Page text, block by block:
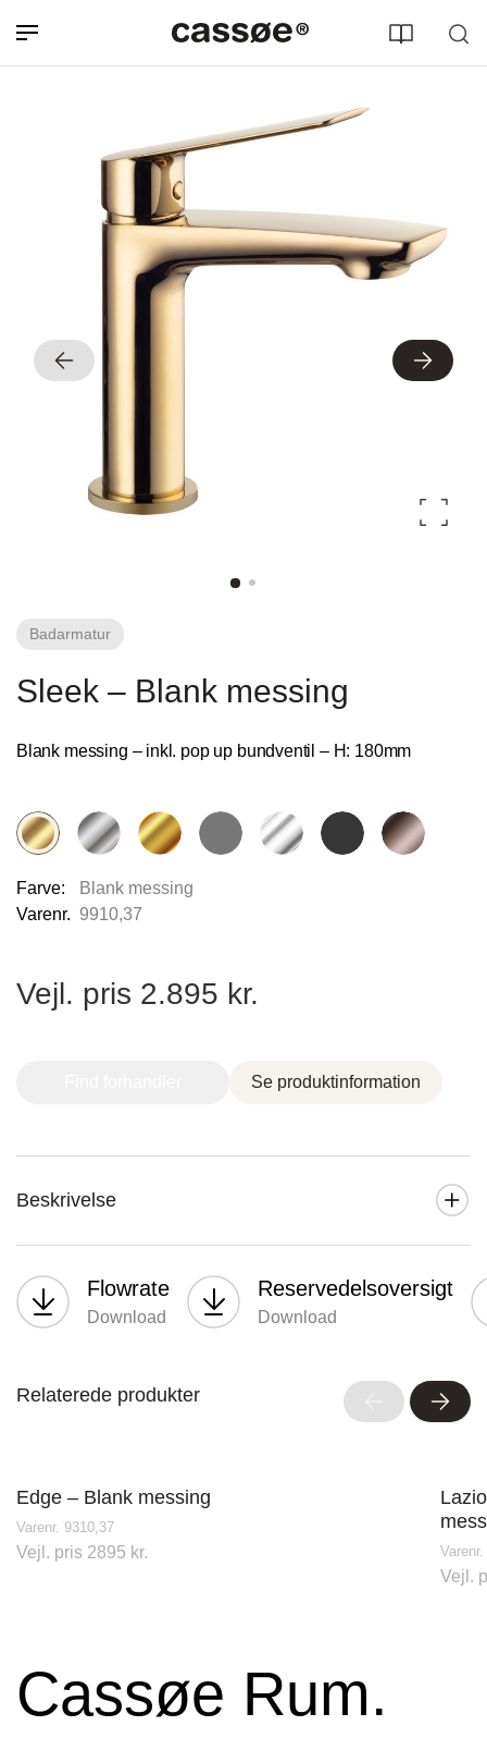
Badarmatur
Sleek – Blank messing
Blank messing – inkl. pop up bundventil – H: 180mm
Farve:
Blank messing
Varenr. 9910,37
Vejl. pris 2.895 kr.
Se produktinformation
Beskrivelse
Flowrate
Download
Reservedelsoversigt
Download
Relaterede produkter
Edge – Blank messing
Varenr. 9310,37
Vejl. pris 2895 kr.
Vejl.
Cassøe Rum.
Søg efter adresse
Danmark
Nettoline Ribe
Øster Vedsted Vej 6, 6760 Ribe,
Tvis Køkkener – Køge
Industrivænget 16, 3400 Hillerød, Danmark